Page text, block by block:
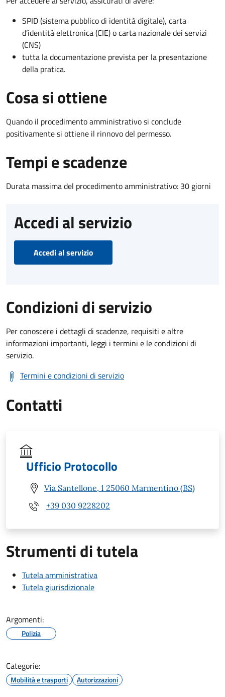
SPID (sistema pubblico di identità digitale), carta
d’identità elettronica (CIE) o carta nazionale dei servizi
(CNS)
tutta la documentazione prevista per la presentazione
della pratica.
Cosa si ottiene
Quando il procedimento amministrativo si conclude
positivamente si ottiene il rinnovo del permesso.
Tempi e scadenze
Durata massima del procedimento amministrativo: 30 giorni
Accedi al servizio
Accedi al servizio
Condizioni di servizio
Per conoscere i dettagli di scadenze, requisiti e altre
informazioni importanti, leggi i termini e le condizioni di
servizio.
Termini e condizioni di servizio
Contatti
Ufficio Protocollo
Via Santellone, 1 25060 Marmentino (BS)
+39 030 9228202
Strumenti di tutela
Tutela amministrativa
Tutela giurisdizionale
Argomenti:
Polizia
Categorie:
Mobilità e trasporti Autorizzazioni